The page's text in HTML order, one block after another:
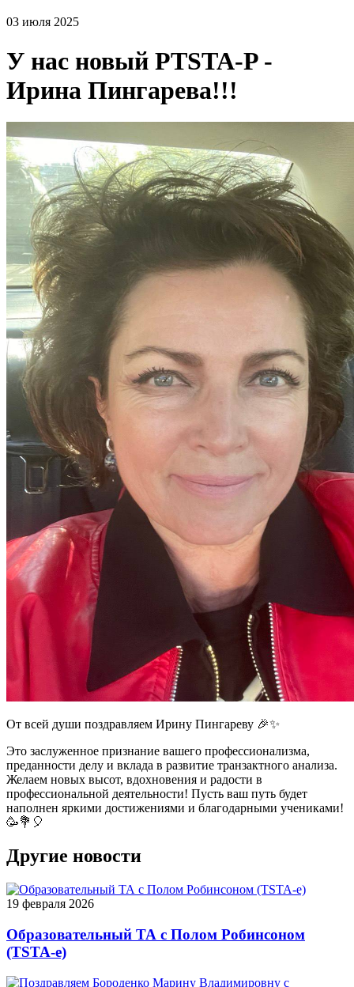
03 июля 2025
У нас новый PTSTA-P -
Ирина Пингарева!!!
От всей души поздравляем Ирину Пингареву 🎉✨
Это заслуженное признание вашего профессионализма,
преданности делу и вклада в развитие транзактного анализа.
Желаем новых высот, вдохновения и радости в
профессиональной деятельности! Пусть ваш путь будет
наполнен яркими достижениями и благодарными учениками!
🥳💐🎈
Другие новости
19 февраля 2026
Образовательный ТА с Полом Робинсоном
(TSTA-e)